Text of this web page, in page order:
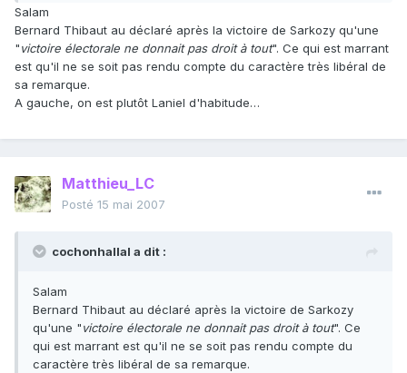
Salam
Bernard Thibaut au déclaré après la victoire de Sarkozy qu'une
"victoire électorale ne donnait pas droit à tout". Ce qui est marrant
est qu'il ne se soit pas rendu compte du caractère très libéral de
sa remarque.
A gauche, on est plutôt Laniel d'habitude…
Matthieu_LC
Posté 15 mai 2007
cochonhallal a dit :
Salam
Bernard Thibaut au déclaré après la victoire de Sarkozy
qu'une "victoire électorale ne donnait pas droit à tout". Ce
qui est marrant est qu'il ne se soit pas rendu compte du
caractère très libéral de sa remarque.